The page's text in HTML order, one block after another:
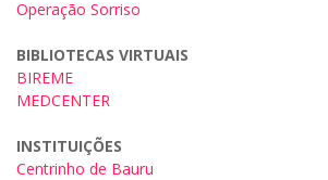
Operação Sorriso
BIBLIOTECAS VIRTUAIS
BIREME
MEDCENTER
INSTITUIÇÕES
Centrinho de Bauru